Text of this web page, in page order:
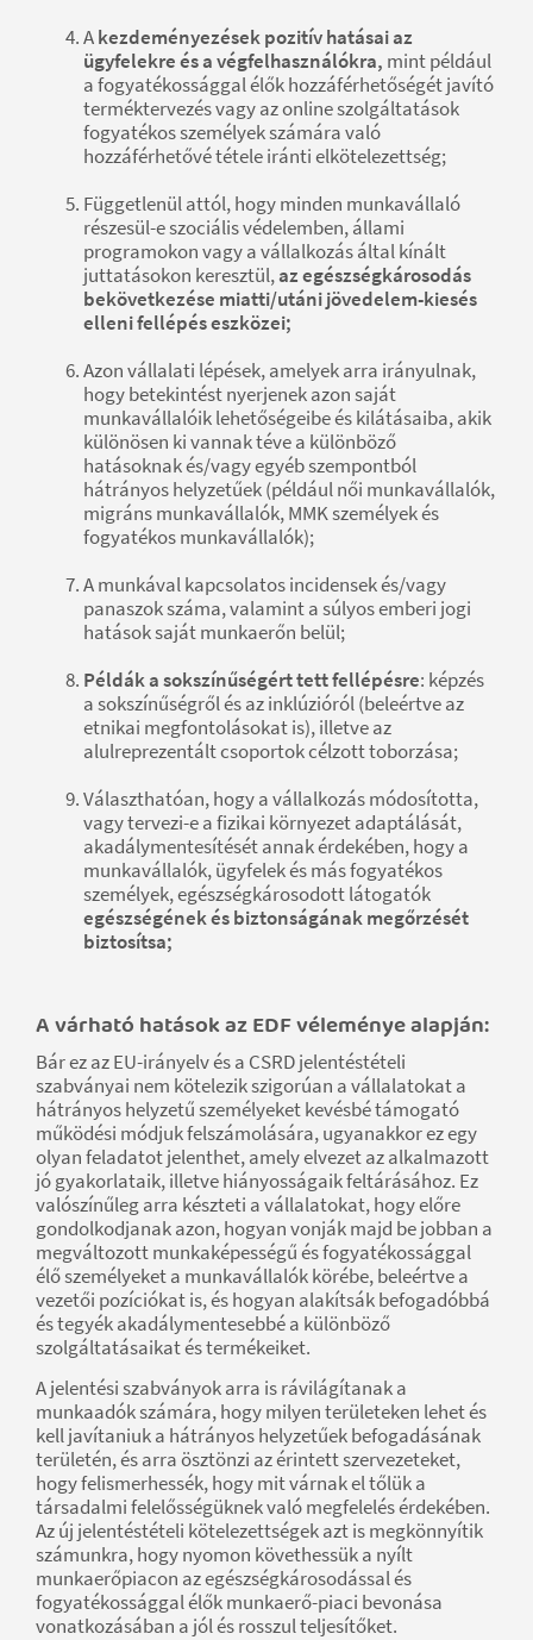
Akezdeményezések pozitív hatásai az
ügyfelekre és a végfelhasználókra, mint például
a fogyatékossággal élők hozzáférhetőségét javító
terméktervezés vagy az online szolgáltatások
fogyatékos személyek számára való
hozzáférhetővé tétele iránti elkötelezettség;
Függetlenül attól, hogy minden munkavállaló
részesül-e szociális védelemben, állami
programokon vagy a vállalkozás által kínált
juttatásokon keresztül,az egészségkárosodás
bekövetkezése miatti/utáni jövedelem-kiesés
elleni fellépés eszközei;
Azon vállalati lépések, amelyek arra irányulnak,
hogy betekintést nyerjenek azon saját
munkavállalóik lehetőségeibe és kilátásaiba, akik
különösen ki vannak téve a különböző
hatásoknak és/vagy egyéb szempontból
hátrányos helyzetűek (például női munkavállalók,
migráns munkavállalók, MMK személyek és
fogyatékos munkavállalók);
A munkával kapcsolatos incidensek és/vagy
panaszok száma, valamint a súlyos emberi jogi
hatások saját munkaerőn belül;
Példák a sokszínűségért tett fellépésre: képzés
a sokszínűségről és az inklúzióról (beleértve az
etnikai megfontolásokat is), illetve az
alulreprezentált csoportok célzott toborzása;
Választhatóan, hogy a vállalkozás módosította,
vagy tervezi-e a fizikai környezet adaptálását,
akadálymentesítését annak érdekében, hogy a
munkavállalók, ügyfelek és más fogyatékos
személyek, egészségkárosodott látogatók
egészségének és biztonságának megőrzését
biztosítsa;
A várható hatások az EDF véleménye alapján:
Bár ez az EU-irányelv és a CSRD jelentéstételi
szabványai nem kötelezik szigorúan a vállalatokat a
hátrányos helyzetű személyeket kevésbé támogató
működési módjuk felszámolására, ugyanakkor ez egy
olyan feladatot jelenthet, amely elvezet az alkalmazott
jó gyakorlataik, illetve hiányosságaik feltárásához. Ez
valószínűleg arra készteti a vállalatokat, hogy előre
gondolkodjanak azon, hogyan vonják majd be jobban a
megváltozott munkaképességű és fogyatékossággal
élő személyeket a munkavállalók körébe, beleértve a
vezetői pozíciókat is, és hogyan alakítsák befogadóbbá
és tegyék akadálymentesebbé a különböző
szolgáltatásaikat és termékeiket.
A jelentési szabványok arra is rávilágítanak a
munkaadók számára, hogy milyen területeken lehet és
kell javítaniuk a hátrányos helyzetűek befogadásának
területén, és arra ösztönzi az érintett szervezeteket,
hogy felismerhessék, hogy mit várnak el tőlük a
társadalmi felelősségüknek való megfelelés érdekében.
Az új jelentéstételi kötelezettségek azt is megkönnyítik
számunkra, hogy nyomon követhessük a nyílt
munkaerőpiacon az egészségkárosodással és
fogyatékossággal élők munkaerő-piaci bevonása
vonatkozásában a jól és rosszul teljesítőket.